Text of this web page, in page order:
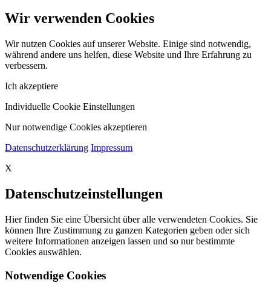
Wir verwenden Cookies
Wir nutzen Cookies auf unserer Website. Einige sind notwendig,
während andere uns helfen, diese Website und Ihre Erfahrung zu
verbessern.
Ich akzeptiere
Individuelle Cookie Einstellungen
Nur notwendige Cookies akzeptieren
Datenschutzerklärung Impressum
X
Datenschutzeinstellungen
Hier finden Sie eine Übersicht über alle verwendeten Cookies. Sie
können Ihre Zustimmung zu ganzen Kategorien geben oder sich
weitere Informationen anzeigen lassen und so nur bestimmte
Cookies auswählen.
Notwendige Cookies